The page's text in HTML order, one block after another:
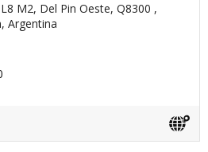
M2, Del Pin Oeste, Q8300 ,
Argentina